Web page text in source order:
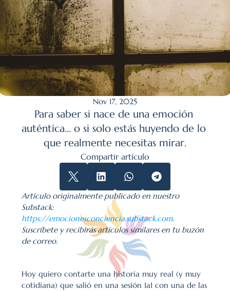
Nov 17, 2025
Para saber si nace de una emoción
auténtica… o si solo estás huyendo de lo
que realmente necesitas mirar.
Compartir artículo
Artículo originalmente publicado en nuestro
https://emocionesconciencia.substack.com.
Suscríbete y recibirás artículos similares en tu buzón
de correo.
Hoy quiero contarte una historia muy real (y muy
cotidiana) que salió en una sesión 1a1 con una de las